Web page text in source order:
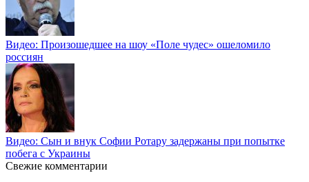
Видео: Произошедшее на шоу «Поле чудес» ошеломило
россиян
Видео: Сын и внук Софии Ротару задержаны при попытке
побега с Украины
Свежие комментарии